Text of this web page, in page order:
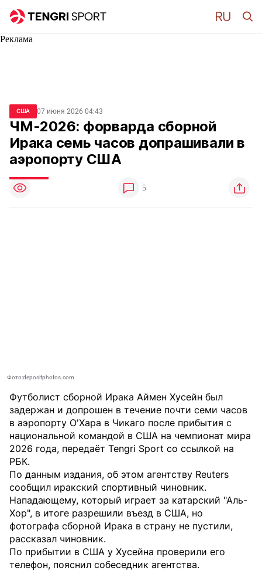
Реклама
США 07 июня 2026 04:43
ЧМ-2026: форварда сборной
Ирака семь часов допрашивали в
аэропорту США
5
Фото:depositphotos.com
Футболист сборной Ирака Аймен Хусейн был
задержан и допрошен в течение почти семи часов
в аэропорту О'Хара в Чикаго после прибытия с
национальной командой в США на чемпионат мира
2026 года, передаёт Tengri Sport со ссылкой на
РБК.
По данным издания, об этом агентству Reuters
сообщил иракский спортивный чиновник.
Нападающему, который играет за катарский "Аль-
Хор", в итоге разрешили въезд в США, но
фотографа сборной Ирака в страну не пустили,
рассказал чиновник.
По прибытии в США у Хусейна проверили его
телефон, пояснил собеседник агентства.